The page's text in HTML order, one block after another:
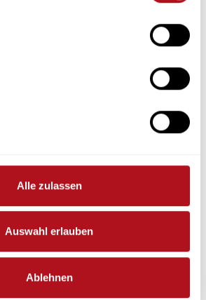
Alle zulassen
Auswahl erlauben
Ablehnen